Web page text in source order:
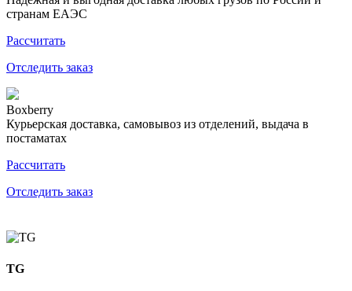
странам ЕАЭС
Рассчитать
Отследить заказ
Boxberry
Курьерская доставка, самовывоз из отделений, выдача в
постаматах
Рассчитать
Отследить заказ
TG